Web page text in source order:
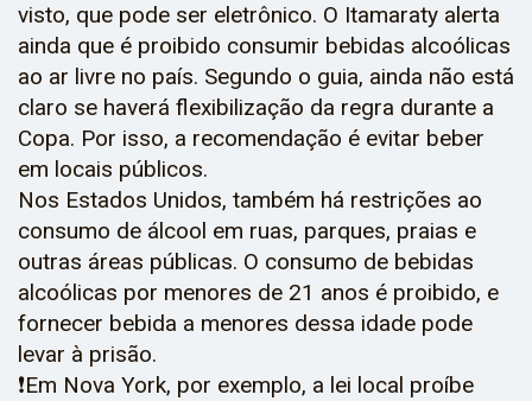
visto, que pode ser eletrônico. O Itamaraty alerta
ainda que é proibido consumir bebidas alcoólicas
ao ar livre no país. Segundo o guia, ainda não está
claro se haverá flexibilização da regra durante a
Copa. Por isso, a recomendação é evitar beber
em locais públicos.
Nos Estados Unidos, também há restrições ao
consumo de álcool em ruas, parques, praias e
outras áreas públicas. O consumo de bebidas
alcoólicas por menores de 21 anos é proibido, e
fornecer bebida a menores dessa idade pode
levar à prisão.
❗Em Nova York, por exemplo, a lei local proíbe